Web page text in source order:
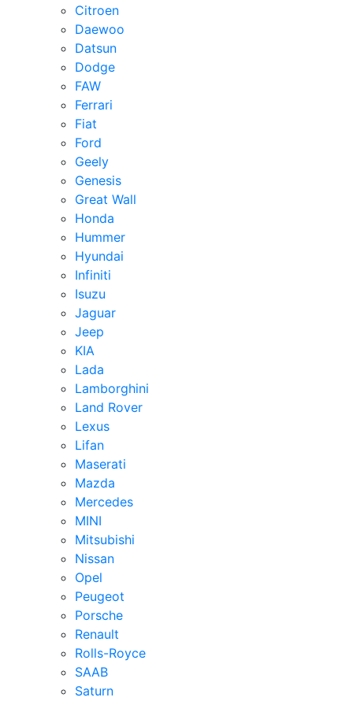
Citroen
Daewoo
Datsun
Dodge
FAW
Ferrari
Fiat
Ford
Geely
Genesis
Great Wall
Honda
Hummer
Hyundai
Infiniti
Isuzu
Jaguar
Jeep
KIA
Lada
Lamborghini
Land Rover
Lexus
Lifan
Maserati
Mazda
Mercedes
MINI
Mitsubishi
Nissan
Opel
Peugeot
Porsche
Renault
Rolls-Royce
SAAB
Saturn